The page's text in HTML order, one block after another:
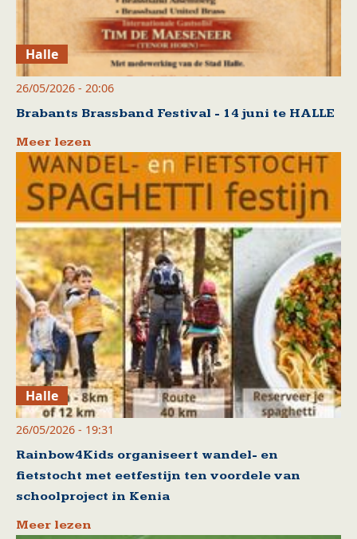
Halle
26/05/2026 - 20:06
Brabants Brassband Festival - 14 juni te HALLE
Meer lezen
Halle
26/05/2026 - 19:31
Rainbow4Kids organiseert wandel- en
fietstocht met eetfestijn ten voordele van
schoolproject in Kenia
Meer lezen